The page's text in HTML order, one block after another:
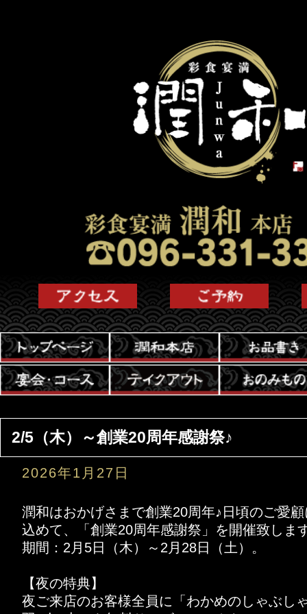
2/5（木）～創業20周年感謝祭♪
2026年1月27日
潤和はおかげさまで創業20周年♪日頃のご愛
込めて、「創業20周年感謝祭」を開催致しま
期間：2月5日（木）～2月28日（土）。
【夜の特典】
夜ご来店のお客様全員に「わかめのしゃぶし